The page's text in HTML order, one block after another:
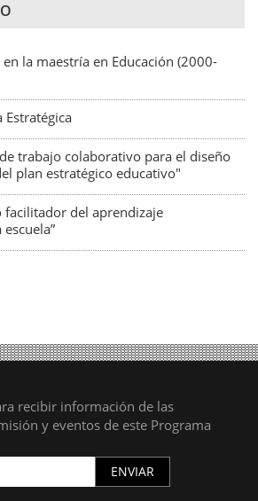
la maestría en Educación (2000-
Estratégica
trabajo colaborativo para el diseño
plan estratégico educativo"
facilitador del aprendizaje
recibir información de las
y eventos de este Programa
ENVIAR